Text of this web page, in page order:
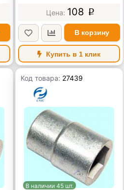
108 p
В корзину
Купить в 1 клик
Код товара: 27439
В наличии 45 шт.